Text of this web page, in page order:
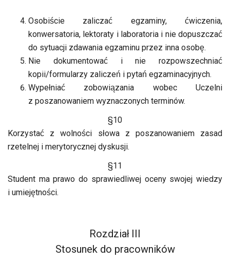
Osobiście zaliczać egzaminy, ćwiczenia,
konwersatoria, lektoraty i laboratoria i nie dopuszczać
do sytuacji zdawania egzaminu przez inna osobę.
Nie dokumentować i nie rozpowszechniać
kopii/formularzy zaliczeń i pytań egzaminacyjnych.
Wypełniać zobowiązania wobec Uczelni
z poszanowaniem wyznaczonych terminów.
§10
Korzystać z wolności słowa z poszanowaniem zasad
rzetelnej i merytorycznej dyskusji.
§11
Student ma prawo do sprawiedliwej oceny swojej wiedzy
i umiejętności.
Rozdział III
Stosunek do pracowników